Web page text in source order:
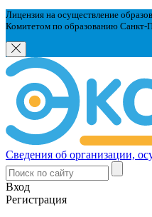
Лицензия на осуществление
Комитетом по образованию Санкт-
Сведения об организации,
Вход
Регистрация